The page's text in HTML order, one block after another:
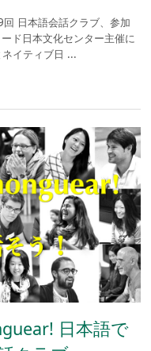
日本語会話クラブ、参加
ド日本文化センター主催に
イティブ日 ...
日本語で